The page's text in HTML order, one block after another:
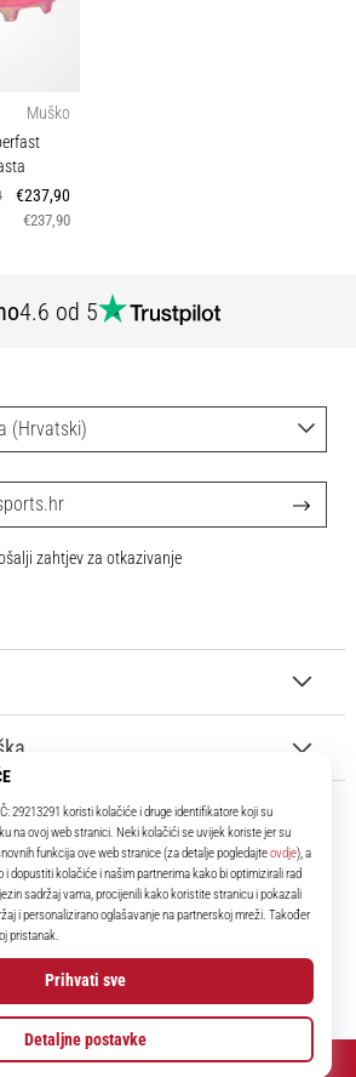
Muško
€237,90
€237,90
4.6 od 5
11teamsports.hr
već više od 16 godina! Cijelo to vrijeme
i najnovije proizvode iz svijeta nogometa.
Facebook
Instagram
(Hrvatski)
zahtjev za otkazivanje